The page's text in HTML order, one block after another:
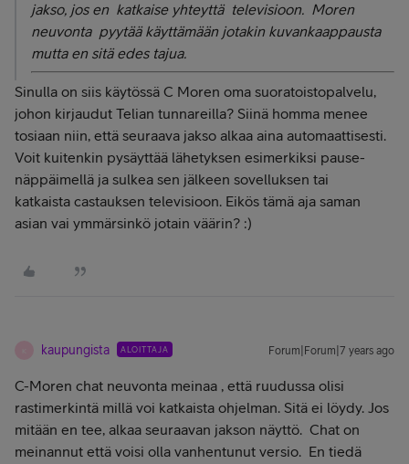
jakso, jos en katkaise yhteyttä televisioon. Moren
neuvonta pyytää käyttämään jotakin kuvankaappausta
mutta en sitä edes tajua.
Sinulla on siis käytössä C Moren oma suoratoistopalvelu,
johon kirjaudut Telian tunnareilla? Siinä homma menee
tosiaan niin, että seuraava jakso alkaa aina automaattisesti.
Voit kuitenkin pysäyttää lähetyksen esimerkiksi pause-
näppäimellä ja sulkea sen jälkeen sovelluksen tai
katkaista castauksen televisioon. Eikös tämä aja saman
asian vai ymmärsinkö jotain väärin? :)
kaupungista ALOITTAJA Forum|Forum|7 years ago
C-Moren chat neuvonta meinaa , että ruudussa olisi
rastimerkintä millä voi katkaista ohjelman. Sitä ei löydy. Jos
mitään en tee, alkaa seuraavan jakson näyttö. Chat on
meinannut että voisi olla vanhentunut versio. En tiedä